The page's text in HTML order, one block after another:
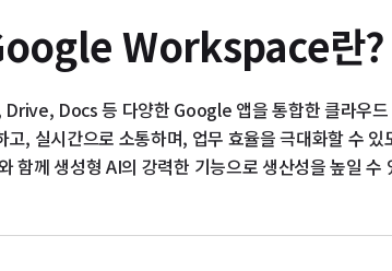
Workspace란?
Docs 등 다양한 Google 앱을 통합한 클라우드
고, 실시간으로 소통하며, 업무 효율을 극대화할 수
함께 생성형 AI의 강력한 기능으로 생산성을 높일 수